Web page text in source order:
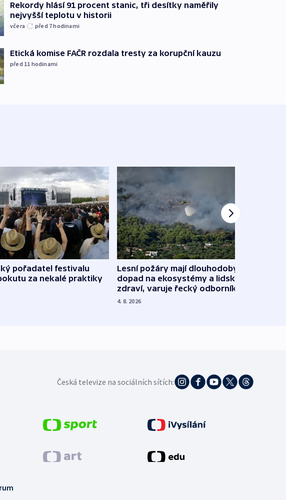
Rekordy hlásí 91 procent stanic, tři desítky naměřily
nejvyšší teplotu v historii
včera před 7hodinami
Etická komise FAČR rozdala tresty za korupční kauzu
před 11 hodinami
pořadatel festivalu
za nekalé praktiky
Lesní požáry mají dlouhodobý
dopad na ekosystémy a lidské
zdraví, varuje řecký odborník
4. 8. 2026
Česká televize na sociálních sítích: